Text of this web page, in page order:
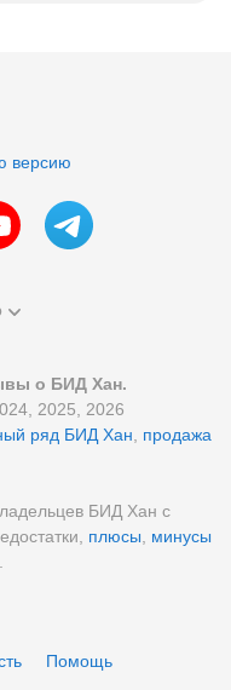
версию
о БИД Хан.
2025, 2026
ряд БИД Хан
продажа
БИД Хан с
плюсы
минусы
Помощь